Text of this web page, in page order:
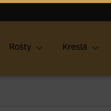
Rošty Kreslá